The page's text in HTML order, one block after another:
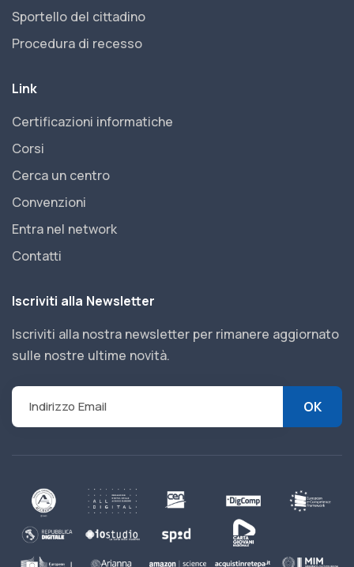
Sportello del cittadino
Procedura di recesso
Link
Certificazioni informatiche
Corsi
Cerca un centro
Convenzioni
Entra nel network
Contatti
Iscriviti alla Newsletter
Iscriviti alla nostra newsletter per rimanere aggiornato
sulle nostre ultime novità.
Indirizzo Email OK